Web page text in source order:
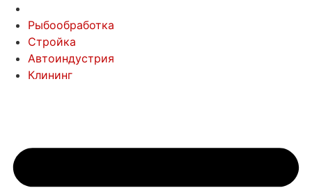
Рыбообработка
Стройка
Автоиндустрия
Клининг